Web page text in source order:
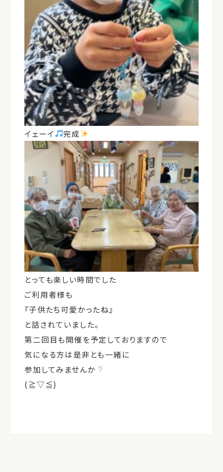
イェーイ 完成
とっても楽しい時間でした
ご利用者様も
『子供たち可愛かったね』
と話されていました。
第二回目も開催を予定しておりますので
気になる方は是非とも一緒に
参加してみませんか
(≧▽≦)